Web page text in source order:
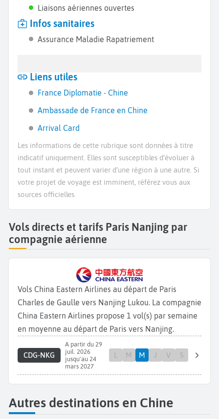
Liaisons aériennes ouvertes
Infos sanitaires
Assurance Maladie Rapatriement
Liens utiles
France Diplomatie - Chine
Ambassade de France en Chine
Arrival Card
Les informations de cette rubrique sont données à titre
indicatif uniquement. Elles sont susceptibles d’évoluer à
tout instant et peuvent varier d’une région à une autre. Si
votre projet de voyage est imminent, référez vous aux
sources officielles.
Vols directs et tarifs Paris Nanjing par
compagnie aérienne
Vols China Eastern Airlines au départ de Paris
Charles de Gaulle vers Nanjing Lukou. La compagnie
China Eastern Airlines propose 1 vol(s) par semaine
en moyenne au départ de Paris vers Nanjing.
CDG-NKG
A partir du 29
juil. 2026
jusqu'au 24
mars 2027
L M M J V S
Autres destinations en Chine